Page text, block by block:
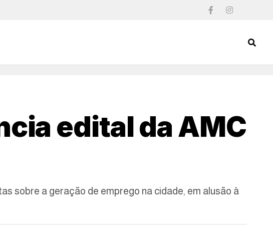
edital da AMC
sobre a geração de emprego na cidade, em alusão à